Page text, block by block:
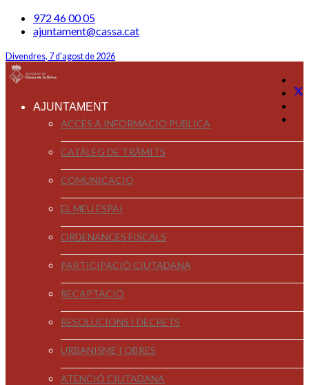
972 46 00 05
ajuntament@cassa.cat
Divendres, 7 d'agost de 2026
AJUNTAMENT
ACCÉS A INFORMACIÓ PÚBLICA
CATÀLEG DE TRÀMITS
COMUNICACIÓ
EL MEU ESPAI
ORDENANCES FISCALS
PARTICIPACIÓ CIUTADANA
RECAPTACIÓ
RESOLUCIONS I DECRETS
URBANISME I OBRES
ATENCIÓ CIUTADANA